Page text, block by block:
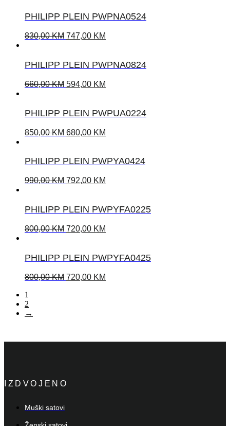
PHILIPP PLEIN PWPNA0524
830,00KM 747,00 KM
PHILIPP PLEIN PWPNA0824
660,00KM 594,00 KM
PHILIPP PLEIN PWPUA0224
850,00KM 680,00 KM
PHILIPP PLEIN PWPYA0424
990,00KM 792,00 KM
PHILIPP PLEIN PWPYFA0225
800,00KM 720,00 KM
PHILIPP PLEIN PWPYFA0425
800,00KM 720,00 KM
1
2
→
IZDVOJENO
Muški satovi